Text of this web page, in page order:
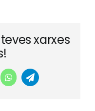
xarxes
WhatsAppTelegram